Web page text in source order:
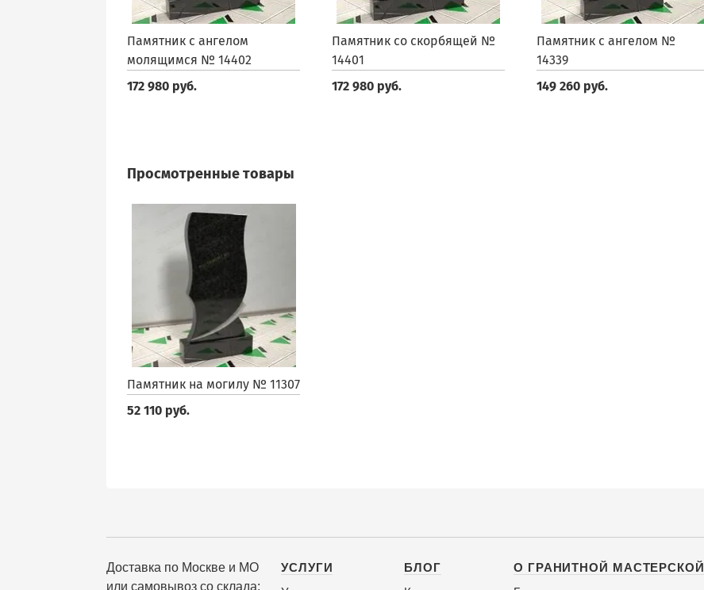
Памятник с ангелом
молящимся № 14402
172 980 руб.
Памятник со скорбящей №
14401
172 980 руб.
Памятник с ангелом №
14339
149 260 руб.
Просмотренные товары
Памятник на могилу № 11307
52 110 руб.
Доставка по Москве и МО
или самовывоз со склада:
УСЛУГИ
БЛОГ
О ГРАНИТНОЙ МАСТЕРСКОЙ